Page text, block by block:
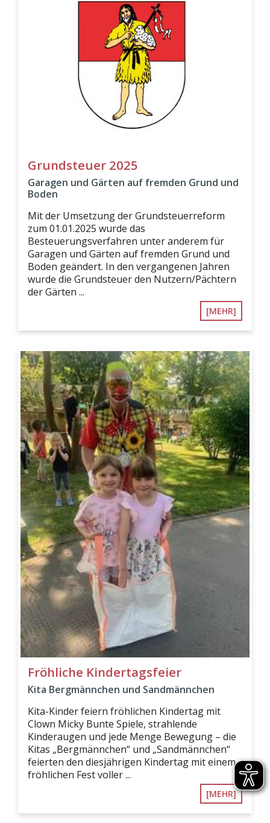
Grundsteuer 2025
Garagen und Gärten auf fremden Grund und
Boden
Mit der Umsetzung der Grundsteuerreform
zum 01.01.2025 wurde das
Besteuerungsverfahren unter anderem für
Garagen und Gärten auf fremden Grund und
Boden geändert. In den vergangenen Jahren
wurde die Grundsteuer den Nutzern/Pächtern
der Gärten ...
[MEHR]
Fröhliche Kindertagsfeier
Kita Bergmännchen und Sandmännchen
Kita-Kinder feiern fröhlichen Kindertag mit
Clown Micky Bunte Spiele, strahlende
Kinderaugen und jede Menge Bewegung – die
Kitas „Bergmännchen“ und „Sandmännchen“
feierten den diesjährigen Kindertag mit einem
fröhlichen Fest voller ...
[MEHR]